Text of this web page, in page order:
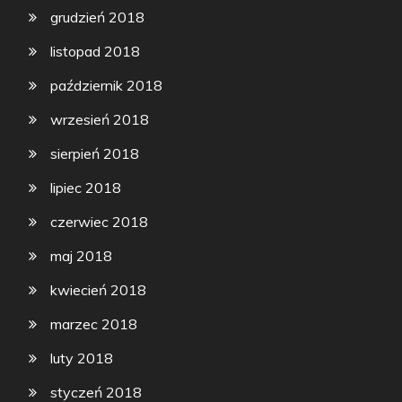
grudzień 2018
listopad 2018
październik 2018
wrzesień 2018
sierpień 2018
lipiec 2018
czerwiec 2018
maj 2018
kwiecień 2018
marzec 2018
luty 2018
styczeń 2018